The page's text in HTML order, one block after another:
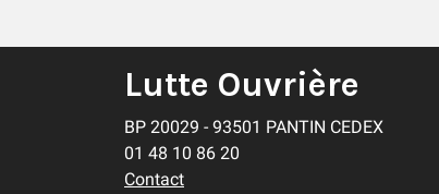
Lutte Ouvrière
BP 20029 - 93501 PANTIN CEDEX
01 48 10 86 20
Contact